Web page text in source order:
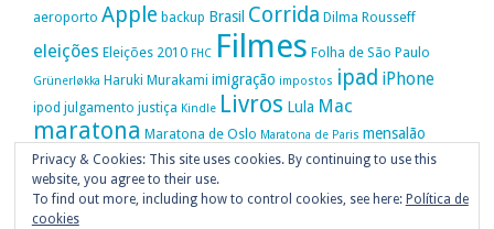
aeroporto Apple backup Brasil Corrida Dilma Rousseff
eleições Eleições 2010 FHC Filmes Folha de São Paulo
Grünerløkka Haruki Murakami imigração impostos ipad iPhone
ipod julgamento justiça Kindle Livros Lula Mac
maratona Maratona de Oslo Maratona de Paris mensalão
movimento passe livre música nike Noruega OAB OiOsloPolítica
Portugal Privacidade protestos PT
Vitória da Conquista
Privacy & Cookies: This site uses cookies. By continuing to use this
website, you agree to their use.
To find out more, including how to control cookies, see here: Política de
cookies